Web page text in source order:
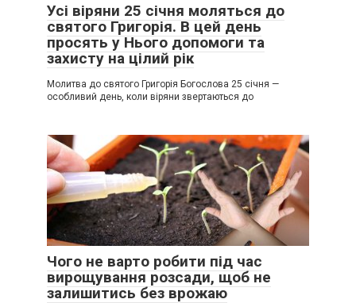
Усі віряни 25 січня моляться до
святого Григорія. В цей день
просять у Нього допомоги та
захисту на цілий рік
Молитва до святого Григорія Богослова 25 січня —
особливий день, коли віряни звертаються до
Чого не варто робити під час
вирощування розсади, щоб не
залишитись без врожаю